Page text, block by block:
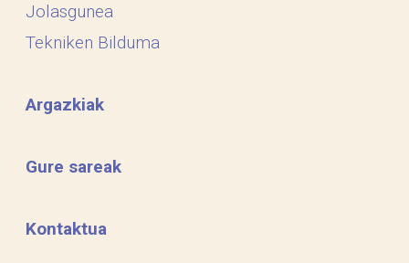
Jolasgunea
Tekniken Bilduma
Argazkiak
Gure sareak
Kontaktua